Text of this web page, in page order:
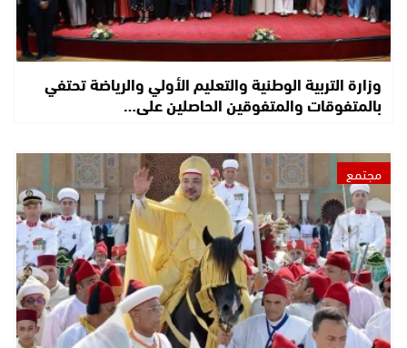
وزارة التربية الوطنية والتعليم الأولي والرياضة تحتفي
بالمتفوقات والمتفوقين الحاصلين على…
مجتمع